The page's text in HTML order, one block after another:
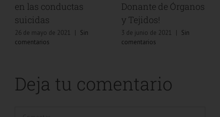
en las conductas
suicidas
26 de mayo de 2021 | Sin
comentarios
Donante de Órganos
y Tejidos!
3 de junio de 2021 | Sin
comentarios
Deja tu comentario